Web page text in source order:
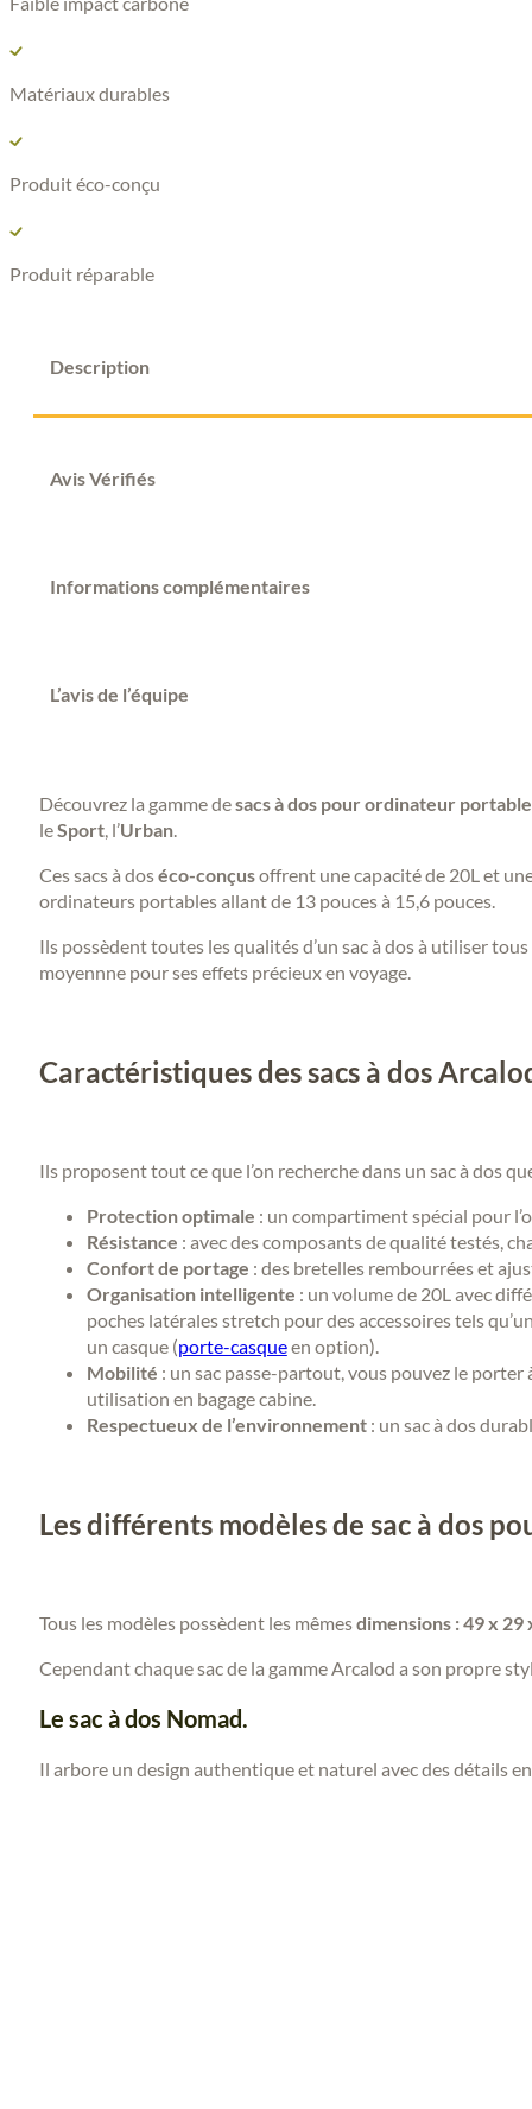
Atelier
Matériaux durables
Produit éco-conçu
Produit réparable
Description
Avis Vérifiés
Informations complémentaires
L’avis de l’équipe
Découvrez la gamme desacs à dos pour ordinateur
leSport, l’Urban.
Ces sacs à doséco-conçusoffrent une capacité de 20L et
ordinateurs portables allant de 13 pouces à 15,6 pouces.
Ils possèdent toutes les qualités d’un sac à dos à utiliser
moyennne pour ses effets précieux en voyage.
Caractéristiques des sacs à dos
Ils proposent tout ce que l’on recherche dans un sac à dos
Protection optimale : un compartiment spécial pour
Résistance : avec des composants de qualité testés,
Confort de portage : des bretelles rembourrées et
Organisation intelligente : un volume de 20L avec
poches latérales stretch pour des accessoires tels
un casque (porte-casqueen option).
Mobilité : un sac passe-partout, vous pouvez le
utilisation en bagage cabine.
Respectueux de l’environnement : un sac à dos
Les différents modèles de sac à dos
Tous les modèles possèdent les mêmesdimensions : 49 x 29
Cependant chaque sac de la gamme Arcalod a son propre
Le sac à dos Nomad.
Il arbore un design authentique et naturel avec des détails en